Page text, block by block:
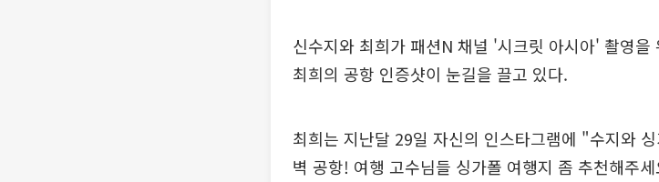
신수지와 최희가 패션N 채널 '시크릿 아시아' 촬영
최희의 공항 인증샷이 눈길을 끌고 있다.
최희는 지난달 29일 자신의 인스타그램에 "수지와
벽 공항! 여행 고수님들 싱가폴 여행지 좀 추천해주